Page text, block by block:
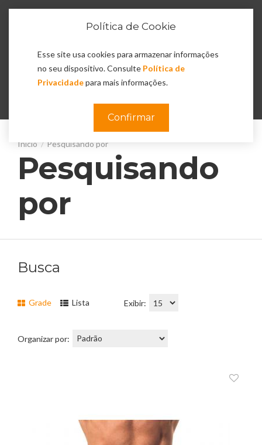
Política de Cookie
Esse site usa cookies para armazenar informações
no seu dispositivo. Consulte Política de
Privacidadepara mais informações.
Confirmar
0
Pesquisando por
Pesquisando
por
Busca
Grade Lista Exibir:
Organizar por: